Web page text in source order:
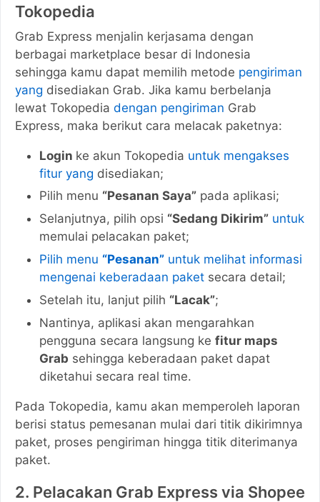
Tokopedia
Grab Express menjalin kerjasama dengan
berbagai marketplace besar di Indonesia
sehingga kamu dapat memilih metode pengiriman
yang disediakan Grab. Jika kamu berbelanja
lewat Tokopedia dengan pengiriman Grab
Express, maka berikut cara melacak paketnya:
Login ke akun Tokopedia untuk mengakses
fitur yang disediakan;
Pilih menu “Pesanan Saya” pada aplikasi;
Selanjutnya, pilih opsi “Sedang Dikirim” untuk
memulai pelacakan paket;
Pilih menu “Pesanan” untuk melihat informasi
mengenai keberadaan paket secara detail;
Setelah itu, lanjut pilih “Lacak”;
Nantinya, aplikasi akan mengarahkan
pengguna secara langsung ke fitur maps
Grab sehingga keberadaan paket dapat
diketahui secara real time.
Pada Tokopedia, kamu akan memperoleh laporan
berisi status pemesanan mulai dari titik dikirimnya
paket, proses pengiriman hingga titik diterimanya
paket.
2. Pelacakan Grab Express via Shopee